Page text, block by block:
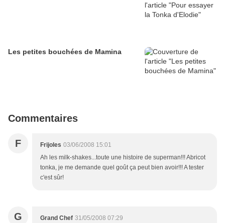
Les petites bouchées de Mamina
Commentaires
F Frijoles 03/06/2008 15:01
Ah les milk-shakes...toute une histoire de superman!!! Abricot
tonka, je me demande quel goût ça peut bien avoir!!! A tester
c'est sûr!
G Grand Chef 31/05/2008 07:29